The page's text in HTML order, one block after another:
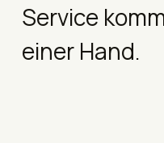
Service
einer Hand.